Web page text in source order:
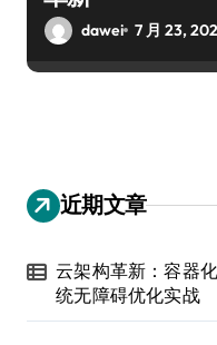
dawei 7 月 23,
近期文章
云架构革新：容器
统无障碍优化实战